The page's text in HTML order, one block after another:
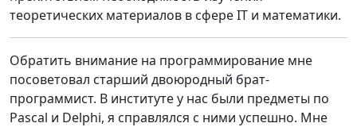
теоретических материалов в сфере IT и математики.
Обратить внимание на программирование мне
посоветовал старший двоюродный брат-
программист. В институте у нас были предметы по
Pascal и Delphi, я справлялся с ними успешно. Мне